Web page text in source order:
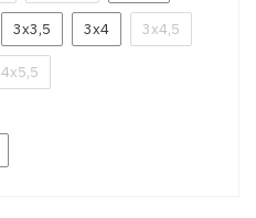
3x3,5 3x4 3x4,5
4x5,5